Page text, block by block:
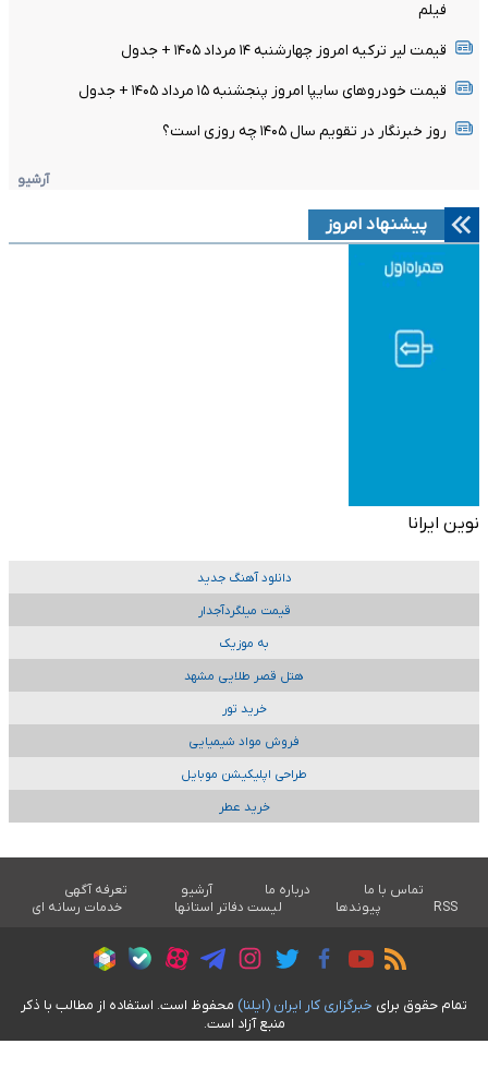
فیلم
قیمت لیر ترکیه امروز چهارشنبه ۱۴ مرداد ۱۴۰۵ + جدول
قیمت خودرو‌های سایپا امروز پنجشنبه ۱۵ مرداد ۱۴۰۵ + جدول
روز خبرنگار در تقویم سال ۱۴۰۵ چه روزی است؟
آرشیو
پیشنهاد امروز
نوین ایرانا
دانلود آهنگ جدید
قیمت میلگردآجدار
به موزیک
هتل قصر طلایی مشهد
خرید تور
فروش مواد شیمیایی
طراحی اپلیکیشن موبایل
خرید عطر
تماس با ما درباره ما آرشیو
تعرفه آگهی
RSS
پیوندها لیست دفاتر استانها خدمات رسانه ای
تمام حقوق برای خبرگزاری کار ايران (ايلنا) محفوظ است. استفاده از مطالب با ذکر
منبع آزاد است.